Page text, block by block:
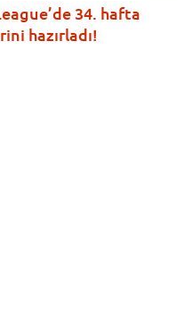
34. hafta
hazırladı!